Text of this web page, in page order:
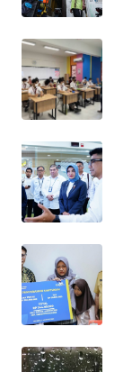
SPORT
WAHANA
UMKM
WAHANA
SELEB
WAHANA
PERSONA
WAHANA
OTOMOTIF
WAHANA
HEALTH